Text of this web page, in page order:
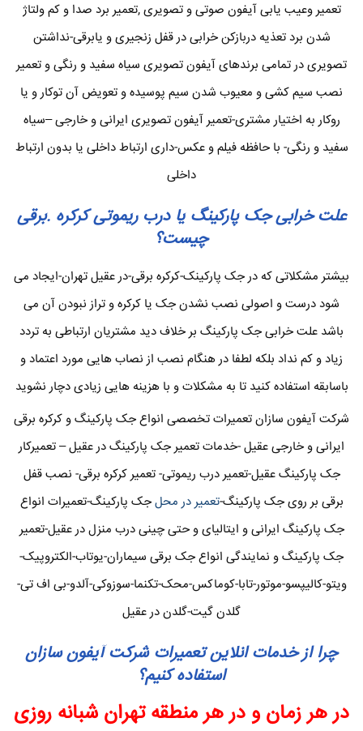
تعمیر وعیب یابی آیفون صوتی و تصویری ,تعمیر برد صدا و کم ولتاژ
شدن برد تعذیه دربازکن خرابی در قفل زنجیری و یابرقی-نداشتن
تصویری در تمامی برندهای آیفون تصویری سیاه سفید و رنگی و تعمیر
نصب سیم کشی و معیوب شدن سیم پوسیده و تعویض آن توکار و یا
روکار به اختیار مشتری-تعمیر آیفون تصویری ایرانی و خارجی –سیاه
سفید و رنگی- با حافظه فیلم و عکس-داری ارتباط داخلی یا بدون ارتباط
داخلی
علت خرابی جک پارکینگ یا درب ریموتی کرکره .برقی
چیست؟
بیشتر مشکلاتی که در جک پارکینک-کرکره برقی-در عقیل تهران-ایجاد می
شود درست و اصولی نصب نشدن جک یا کرکره و تراز نبودن آن می
باشد علت خرابی جک پارکینگ بر خلاف دید مشتریان ارتباطی به تردد
زیاد و کم نداد بلکه لطفا در هنگام نصب از نصاب هایی مورد اعتماد و
باسابقه استفاده کنید تا به مشکلات و با هزینه هایی زیادی دچار نشوید
شرکت آیفون سازان تعمیرات تخصصی انواع جک پارکینگ و کرکره برقی
ایرانی و خارجی عقیل -خدمات تعمیر جک پارکینگ در عقیل – تعمیرکار
جک پارکینگ عقیل-تعمیر درب ریموتی- تعمیر کرکره برقی- نصب قفل
برقی بر روی جک پارکینگ-تعمیر در محلجک پارکینگ-تعمیرات انواع
جک پارکینگ ایرانی و ایتالیای و حتی چینی درب منزل در عقیل-تعمیر
جک پارکینگ و نمایندگی انواع جک برقی سیماران-یوتاب-الکتروپیک-
ویتو-کالیپسو-موتور-تابا-کوماکس-محک-تکنما-سوزوکی-آلدو-بی اف تی-
گلدن گیت-گلدن در عقیل
چرا از خدمات انلاین تعمیرات شرکت آیفون سازان
استفاده کنیم؟
در هر زمان و در هر منطقه تهران شبانه روزی